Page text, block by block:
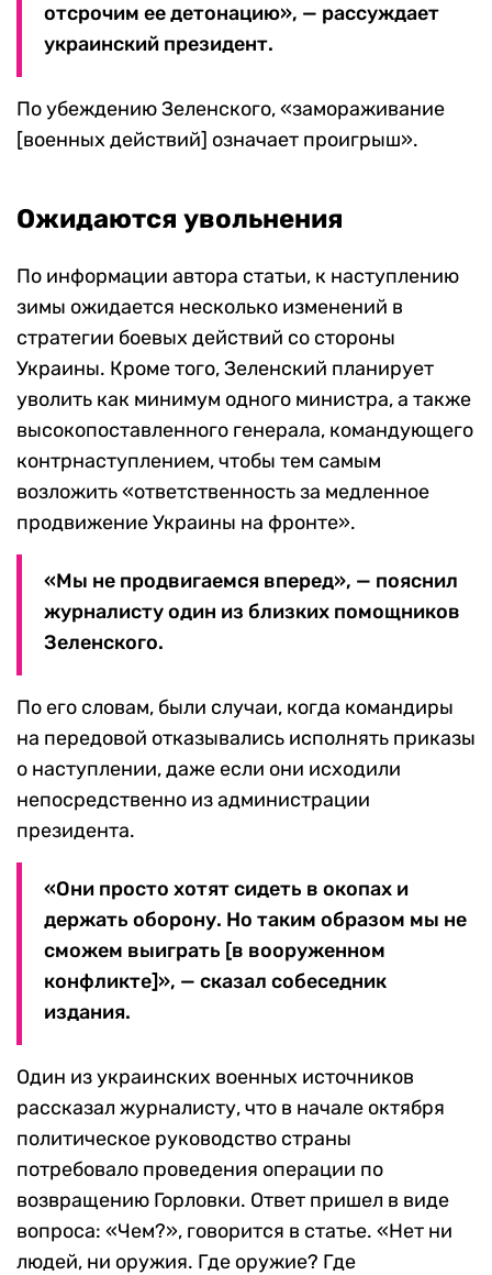
отсрочим ее детонацию», — рассуждает
украинский президент.
По убеждению Зеленского, «замораживание
[военных действий] означает проигрыш».
Ожидаются увольнения
По информации автора статьи, к наступлению
зимы ожидается несколько изменений в
стратегии боевых действий со стороны
Украины. Кроме того, Зеленский планирует
уволить как минимум одного министра, а также
высокопоставленного генерала, командующего
контрнаступлением, чтобы тем самым
возложить «ответственность за медленное
продвижение Украины на фронте».
«Мы не продвигаемся вперед», — пояснил
журналисту один из близких помощников
Зеленского.
По его словам, были случаи, когда командиры
на передовой отказывались исполнять приказы
о наступлении, даже если они исходили
непосредственно из администрации
президента.
«Они просто хотят сидеть в окопах и
держать оборону. Но таким образом мы не
сможем выиграть [в вооруженном
конфликте]», — сказал собеседник
издания.
Один из украинских военных источников
рассказал журналисту, что в начале октября
политическое руководство страны
потребовало проведения операции по
возвращению Горловки. Ответ пришел в виде
вопроса: «Чем?», говорится в статье. «Нет ни
людей, ни оружия. Где оружие? Где